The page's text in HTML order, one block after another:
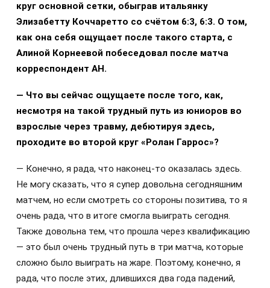
круг основной сетки, обыграв итальянку
Элизабетту Коччаретто со счётом 6:3, 6:3. О том,
как она себя ощущает после такого старта, с
Алиной Корнеевой побеседовал после матча
корреспондент АН.
— Что вы сейчас ощущаете после того, как,
несмотря на такой трудный путь из юниоров во
взрослые через травму, дебютируя здесь,
проходите во второй круг «Ролан Гаррос»?
— Конечно, я рада, что наконец-то оказалась здесь.
Не могу сказать, что я супер довольна сегодняшним
матчем, но если смотреть со стороны позитива, то я
очень рада, что в итоге смогла выиграть сегодня.
Также довольна тем, что прошла через квалификацию
— это был очень трудный путь в три матча, которые
сложно было выиграть на жаре. Поэтому, конечно, я
рада, что после этих, длившихся два года падений,